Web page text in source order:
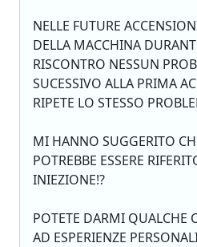
NELLE FUTURE
DELLA MACCHINA
RISCONTRO NESSUN
SUCESSIVO ALLA PRIMA
RIPETE LO STESSO
MI HANNO SUGGERITO
POTREBBE ESSERE
INIEZIONE!?
POTETE DARMI QUALCHE
AD ESPERIENZE